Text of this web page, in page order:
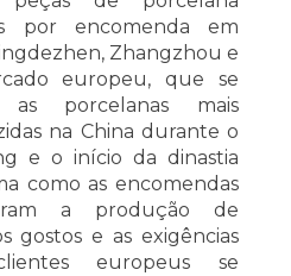
por encomenda em
Zhangzhou e
europeu, que se
porcelanas mais
na China durante o
e o início da dinastia
como as encomendas
a produção de
gostos e as exigências
europeus se